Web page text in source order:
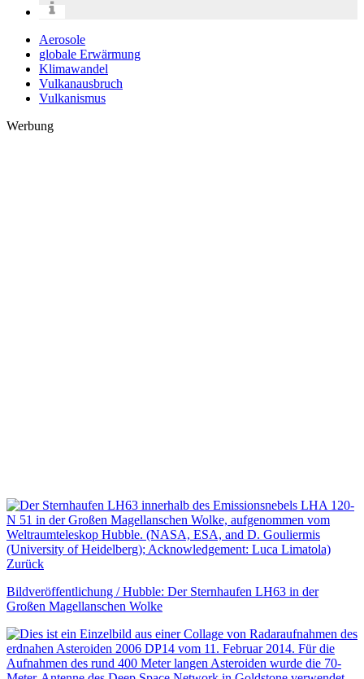
Aerosole
globale Erwärmung
Klimawandel
Vulkanausbruch
Vulkanismus
Werbung
Zurück
Bildveröffentlichung / Hubble: Der Sternhaufen LH63 in der
Großen Magellanschen Wolke